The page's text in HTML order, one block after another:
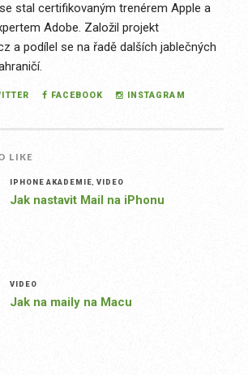
stal certifikovaným trenérem Apple a
Adobe. Založil projekt
a podílel se na řadě dalších jablečných
FACEBOOK INSTAGRAM
LIKE
IPHONE AKADEMIE, VIDEO
Jak nastavit Mail na iPhonu
VIDEO
Jak na maily na Macu